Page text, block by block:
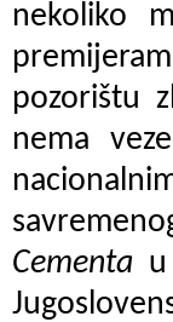
nekoliko
pozorištu
nema
Cementa